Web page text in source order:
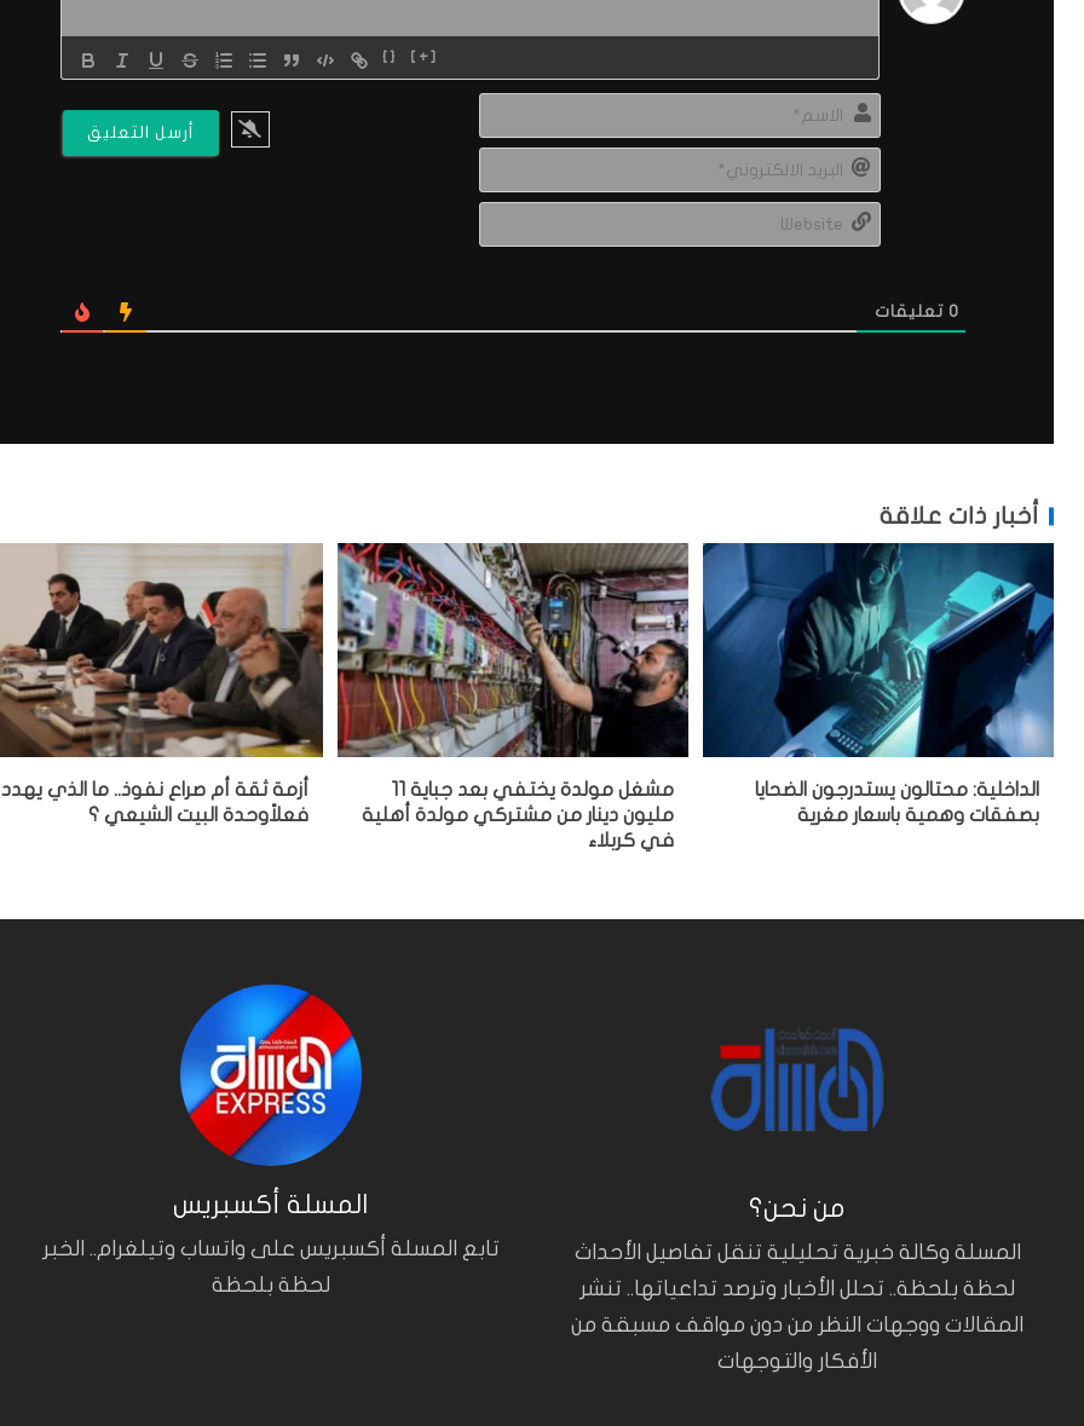
{} [+]
0 تعليقات
أخبار ذات علاقة
الداخلية: محتالون يستدرجون الضحايا
بصفقات وهمية باسعار مغرية
مشغل مولدة يختفي بعد جباية 11
مليون دينار من مشتركي مولدة أهلية
في كربلاء
أزمة ثقة أم صراع نفوذ.. ما الذي يهدد
فعلاًوحدة البيت الشيعي ؟
المسلة أكسبريس
تابع المسلة أكسبريس على واتساب وتيلغرام.. الخبر
لحظة بلحظة
من نحن؟
المسلة وكالة خبرية تحليلية تنقل تفاصيل الأحداث
لحظة بلحظة.. تحلل الأخبار وترصد تداعياتها.. تنشر
المقالات ووجهات النظر من دون مواقف مسبقة من
الأفكار والتوجهات